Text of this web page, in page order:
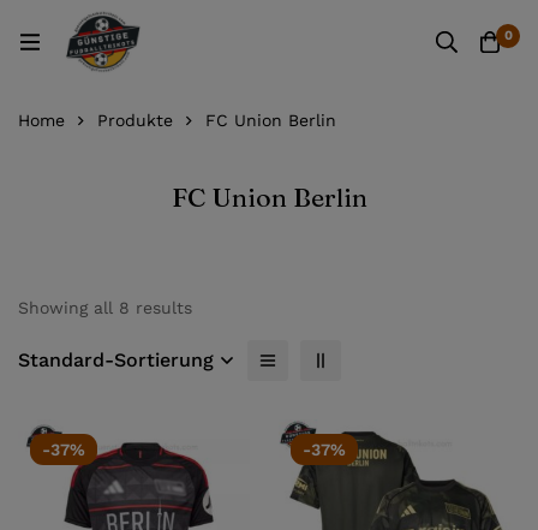
0
Home Produkte FC Union Berlin
FC Union Berlin
Showing all 8 results
Standard-Sortierung
-37% -37%